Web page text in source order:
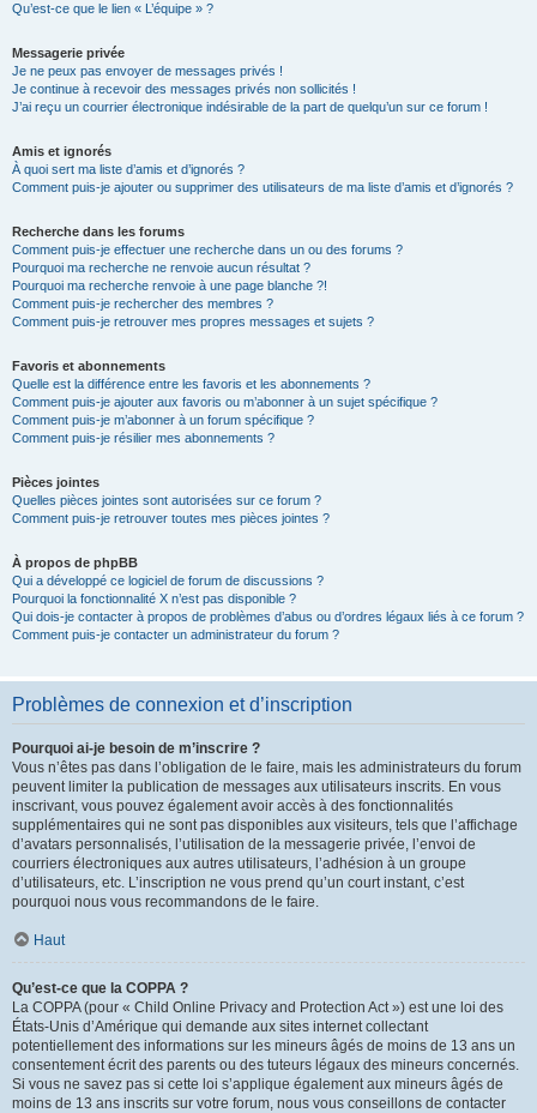
Qu’est-ce que le lien « L’équipe » ?
Messagerie privée
Je ne peux pas envoyer de messages privés !
Je continue à recevoir des messages privés non sollicités !
J’ai reçu un courrier électronique indésirable de la part de quelqu’un sur ce forum !
Amis et ignorés
À quoi sert ma liste d’amis et d’ignorés ?
Comment puis-je ajouter ou supprimer des utilisateurs de ma liste d’amis et d’ignorés ?
Recherche dans les forums
Comment puis-je effectuer une recherche dans un ou des forums ?
Pourquoi ma recherche ne renvoie aucun résultat ?
Pourquoi ma recherche renvoie à une page blanche ?!
Comment puis-je rechercher des membres ?
Comment puis-je retrouver mes propres messages et sujets ?
Favoris et abonnements
Quelle est la différence entre les favoris et les abonnements ?
Comment puis-je ajouter aux favoris ou m’abonner à un sujet spécifique ?
Comment puis-je m’abonner à un forum spécifique ?
Comment puis-je résilier mes abonnements ?
Pièces jointes
Quelles pièces jointes sont autorisées sur ce forum ?
Comment puis-je retrouver toutes mes pièces jointes ?
À propos de phpBB
Qui a développé ce logiciel de forum de discussions ?
Pourquoi la fonctionnalité X n’est pas disponible ?
Qui dois-je contacter à propos de problèmes d’abus ou d’ordres légaux liés à ce forum ?
Comment puis-je contacter un administrateur du forum ?
Problèmes de connexion et d’inscription
Pourquoi ai-je besoin de m’inscrire ?
Vous n’êtes pas dans l’obligation de le faire, mais les administrateurs du forum
peuvent limiter la publication de messages aux utilisateurs inscrits. En vous
inscrivant, vous pouvez également avoir accès à des fonctionnalités
supplémentaires qui ne sont pas disponibles aux visiteurs, tels que l’affichage
d’avatars personnalisés, l’utilisation de la messagerie privée, l’envoi de
courriers électroniques aux autres utilisateurs, l’adhésion à un groupe
d’utilisateurs, etc. L’inscription ne vous prend qu’un court instant, c’est
pourquoi nous vous recommandons de le faire.
Haut
Qu’est-ce que la COPPA ?
La COPPA (pour « Child Online Privacy and Protection Act ») est une loi des
États-Unis d’Amérique qui demande aux sites internet collectant
potentiellement des informations sur les mineurs âgés de moins de 13 ans un
consentement écrit des parents ou des tuteurs légaux des mineurs concernés.
Si vous ne savez pas si cette loi s’applique également aux mineurs âgés de
moins de 13 ans inscrits sur votre forum, nous vous conseillons de contacter